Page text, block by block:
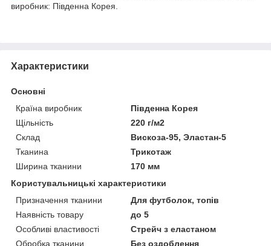
виробник: Південна Корея.
Характеристики
Основні
Країна виробник
Південна Корея
Щільність
220 г/м2
Склад
Вискоза-95, Эластан-5
Тканина
Трикотаж
Ширина тканини
170 мм
Користувальницькі характеристики
Призначення тканини
Для футболок, топів
Наявність товару
до 5
Особливі властивості
Стрейч з еластаном
Обробка тканини
Без оздоблення